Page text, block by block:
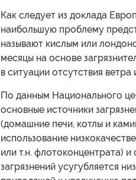
Как следует из доклада
наибольшую проблему
называют кислым или
месяцы на основе
в ситуации отсутствия
По данным Национального
основные источники
(домашние печи, котлы и
использование
или т.н. флотоконцентрата)
загрязнений усугубляется